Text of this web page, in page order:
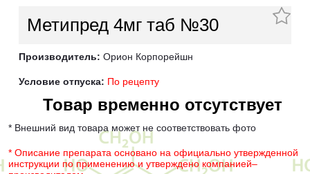
Метипред 4мг таб №30
Производитель: Орион Корпорейшн
Условие отпуска: По рецепту
Товар временно отсутствует
* Внешний вид товара может не соответствовать фото
* Описание препарата основано на официально утвержденной
инструкции по применению и утверждено компанией–